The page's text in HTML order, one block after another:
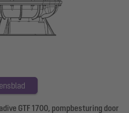
GTF 1700, pompbesturing door